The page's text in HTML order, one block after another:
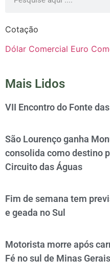
Cotação
Dólar Comercial Euro
Mais Lidos
VII Encontro do Fonte
São Lourenço ganha
consolida como destino
Circuito das Águas
Fim de semana tem
e geada no Sul
Motorista morre após
Fé no sul de Minas Gerais